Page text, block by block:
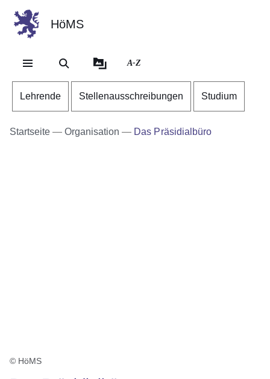
HöMS
A-Z
Lehrende Stellenausschreibungen Studium
Startseite Organisation Das Präsidialbüro
© HöMS